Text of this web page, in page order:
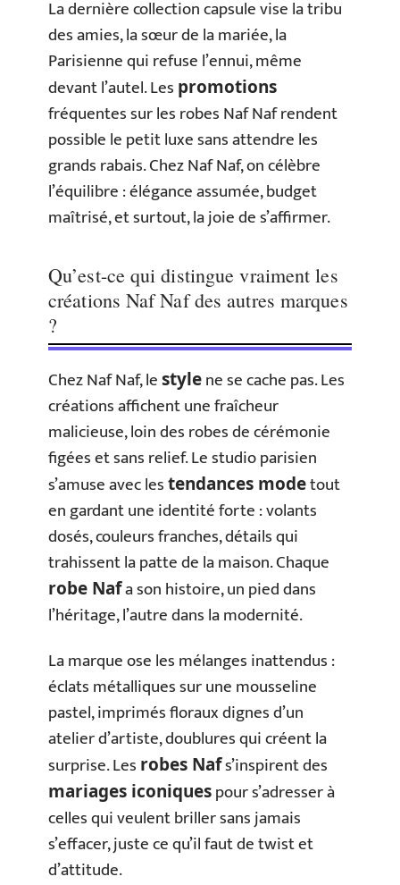
La dernière collection capsule vise la tribu
des amies, la sœur de la mariée, la
Parisienne qui refuse l’ennui, même
devant l’autel. Les promotions
fréquentes sur les robes Naf Naf rendent
possible le petit luxe sans attendre les
grands rabais. Chez Naf Naf, on célèbre
l’équilibre : élégance assumée, budget
maîtrisé, et surtout, la joie de s’affirmer.
Qu’est-ce qui distingue vraiment les
créations Naf Naf des autres marques
?
Chez Naf Naf, lestylene se cache pas. Les
créations affichent une fraîcheur
malicieuse, loin des robes de cérémonie
figées et sans relief. Le studio parisien
s’amuse avec lestendances modetout
en gardant une identité forte : volants
dosés, couleurs franches, détails qui
trahissent la patte de la maison. Chaque
robe Nafa son histoire, un pied dans
l’héritage, l’autre dans la modernité.
La marque ose les mélanges inattendus :
éclats métalliques sur une mousseline
pastel, imprimés floraux dignes d’un
atelier d’artiste, doublures qui créent la
surprise. Les robes Nafs’inspirent des
mariages iconiquespour s’adresser à
celles qui veulent briller sans jamais
s’effacer, juste ce qu’il faut de twist et
d’attitude.